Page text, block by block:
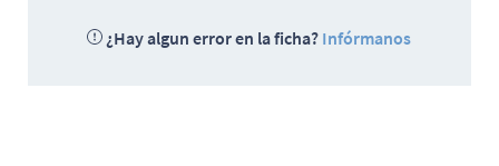
¿Hay algun error en la ficha? Infórmanos